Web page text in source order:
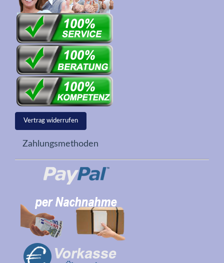
Vertrag widerrufen
Zahlungsmethoden